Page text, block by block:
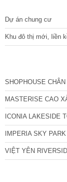
Dự án chung cư
Khu đô thị mới, liền
SHOPHOUSE
MASTERISE CAO
ICONIA LAKESIDE
IMPERIA SKY
VIỆT YÊN